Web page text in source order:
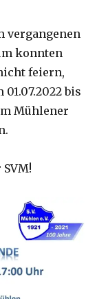
vergangenen
konnten
feiern,
bis
Mühlener